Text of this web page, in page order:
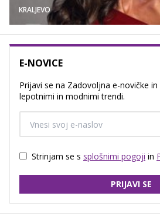
KRALJEVO
E-NOVICE
Prijavi se na Zadovoljna e-novičke
lepotnimi in modnimi trendi.
Strinjam se s splošnimi pogoji in
PRIJAVI SE